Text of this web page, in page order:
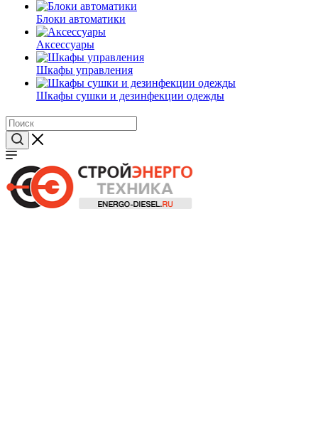
Блоки автоматики
Аксессуары
Шкафы управления
Шкафы сушки и дезинфекции одежды